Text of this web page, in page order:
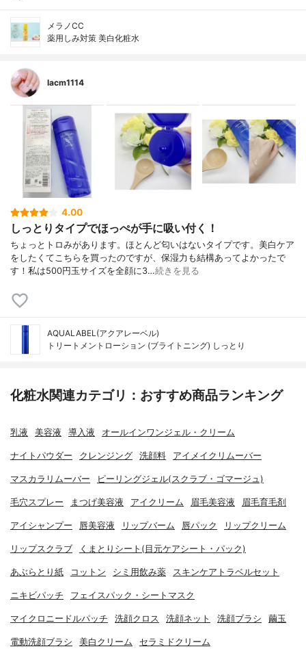
メラノCC
薬用しみ対策 美白化粧水
lacm1114
4.00
しっとりタイプでほっぺが手に吸い付く！
ちょっとトロみがあります。ほとんど匂いはないタイプです。美白ケア
をしたくてこちらを買ったのですが、保湿力も結構あってよかったで
す！私は500円玉サイズを全顔に3…続きを見る
AQUALABEL(アクアレーベル)
トリートメントローション (ブライトニング) しっとり
化粧水関連カテゴリ：おすすめ商品ランキング
乳液 美容液 導入液 オールインワンジェル・クリーム
ナイトパウダー クレンジング 洗顔料 アイメイクリムーバー
マスカラリムーバー ピーリングジェル(スクラブ・ゴマージュ)
毛穴スプレー まつげ美容液 アイクリーム 眉毛美容液 眉毛育毛剤
アイシャンプー 唇美容液 リップバーム 唇パック リップクリーム
リップスクラブ くまとりシート(目元ケアシート・パック)
あぶらとり紙 コットン シミ用飲み薬 スキンケアトラベルセット
ニキビパッチ フェイスパック・シートマスク
マイクロニードルパッチ 洗顔クロス 洗顔ネット 洗顔ブラシ 繭玉
電動洗顔ブラシ 美白クリーム セラミドクリーム